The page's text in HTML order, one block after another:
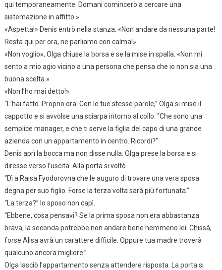
qui temporaneamente. Domani comincerò a cercare una
sistemazione in affitto.»
«Aspetta!» Denis entrò nella stanza. «Non andare da nessuna parte!
Resta qui per ora, ne parliamo con calma!»
«Non voglio», Olga chiuse la borsa e se la mise in spalla. «Non mi
sento a mio agio vicino a una persona che pensa che io non sia una
buona scelta.»
«Non l’ho mai detto!»
“L’hai fatto. Proprio ora. Con le tue stesse parole,” Olga si mise il
cappotto e si avvolse una sciarpa intorno al collo. “Che sono una
semplice manager, e che ti serve la figlia del capo di una grande
azienda con un appartamento in centro. Ricordi?”
Denis aprì la bocca ma non disse nulla. Olga prese la borsa e si
diresse verso l’uscita. Alla porta si voltò.
“Dì a Raisa Fyodorovna che le auguro di trovare una vera sposa
degna per suo figlio. Forse la terza volta sarà più fortunata.”
“La terza?” lo sposo non capì.
“Ebbene, cosa pensavi? Se la prima sposa non era abbastanza
brava, la seconda potrebbe non andare bene nemmeno lei. Chissà,
forse Alisa avrà un carattere difficile. Oppure tua madre troverà
qualcuno ancora migliore.”
Olga lasciò l’appartamento senza attendere risposta. La porta si